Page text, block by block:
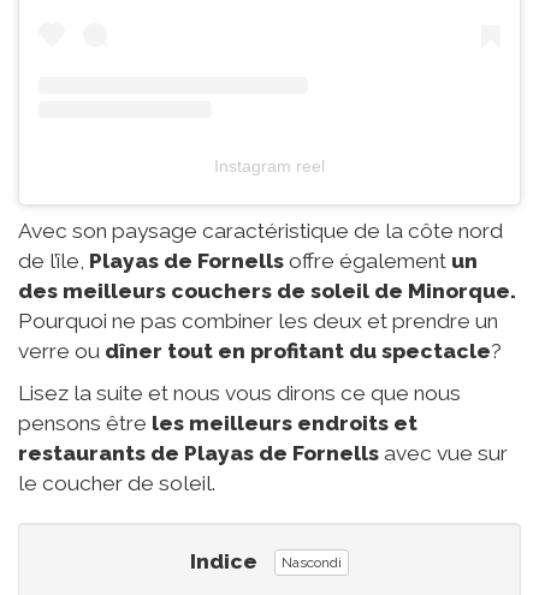
Instagram reel
Avec son paysage caractéristique de la côte nord
de l’île, Playas de Fornells offre également un
des meilleurs couchers de soleil de Minorque.
Pourquoi ne pas combiner les deux et prendre un
verre ou dîner tout en profitant du spectacle?
Lisez la suite et nous vous dirons ce que nous
pensons être les meilleurs endroits et
restaurants de Playas de Fornells avec vue sur
le coucher de soleil.
Indice Nascondi